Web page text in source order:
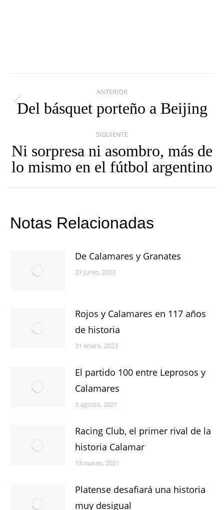
Navegación
entre
publicaciones
ANTERIOR
Publicación
Del básquet porteño a Beijing
SIGUIENTE
Publicación
siguiente:
Ni sorpresa ni asombro, más de
lo mismo en el fútbol argentino
Notas Relacionadas
De Calamares y Granates
27 junio, 2023
Rojos y Calamares en 117 años
de historia
31 enero, 2023
El partido 100 entre Leprosos y
Calamares
5 agosto, 2021
Racing Club, el primer rival de la
historia Calamar
13 marzo, 2021
Platense desafiará una historia
muy desigual